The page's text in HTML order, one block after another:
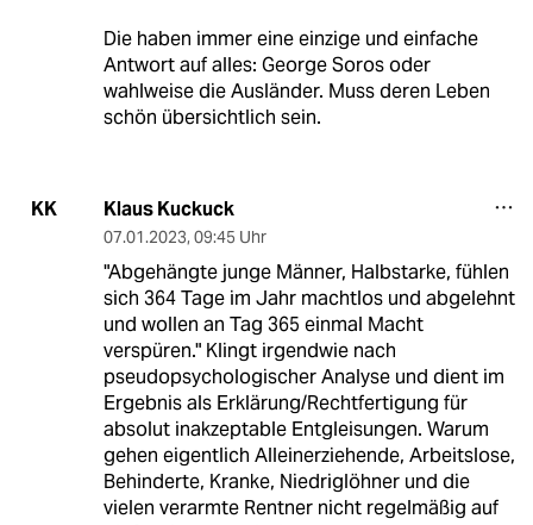
Die haben immer eine einzige und einfache
Antwort auf alles: George Soros oder
wahlweise die Ausländer. Muss deren Leben
schön übersichtlich sein.
KK Klaus Kuckuck
07.01.2023, 09:45 Uhr
"Abgehängte junge Männer, Halbstarke, fühlen
sich 364 Tage im Jahr machtlos und abgelehnt
und wollen an Tag 365 einmal Macht
verspüren." Klingt irgendwie nach
pseudopsychologischer Analyse und dient im
Ergebnis als Erklärung/Rechtfertigung für
absolut inakzeptable Entgleisungen. Warum
gehen eigentlich Alleinerziehende, Arbeitslose,
Behinderte, Kranke, Niedriglöhner und die
vielen verarmte Rentner nicht regelmäßig auf